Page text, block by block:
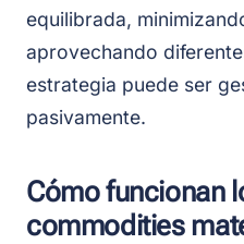
equilibrada,
aprovechando
estrategia puede ser
pasivamente.
Cómo funcionan
commodities